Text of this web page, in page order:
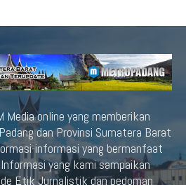
Media online yang memberikan
dan Provinsi Sumatera Barat
informasi yang bermanfaat
yang kami sampaikan
Etik Jurnalistik dan pedoman